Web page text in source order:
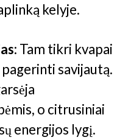
kelyje.
Tam tikri kvapai
savijautą.
o citrusiniai
energijos lygį.